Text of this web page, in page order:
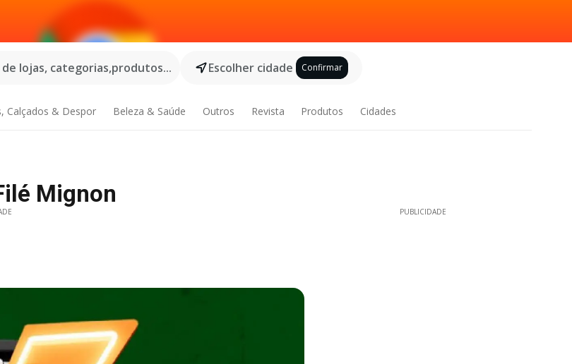
de lojas, categorias,produtos...
Escolher cidade Confirmar
Calçados & Despor Beleza & Saúde Outros Revista Produtos Cidades
Mignon
PUBLICIDADE